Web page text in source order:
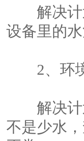
解决计划
设备里的
2、环境
解决计划
不是少水